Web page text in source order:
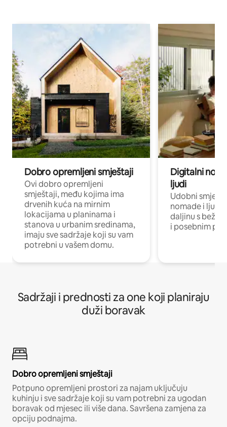
Dobro opremljeni smještaji
Ovi dobro opremljeni
smještaji, među kojima ima
drvenih kuća na mirnim
lokacijama u planinama i
stanova u urbanim sredinama,
imaju sve sadržaje koji su vam
potrebni u vašem domu.
Digitalni
ljudi
Udobni
nomade i ljude
daljinu s
i posebnim
Sadržaji i prednosti za one koji planiraju
duži boravak
Dobro opremljeni smještaji
Potpuno opremljeni prostori za najam uključuju
kuhinju i sve sadržaje koji su vam potrebni za ugodan
boravak od mjesec ili više dana. Savršena zamjena za
opciju podnajma.